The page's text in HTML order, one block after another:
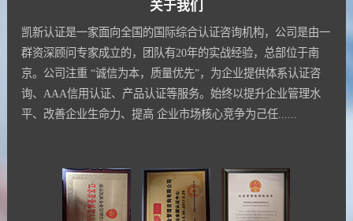
关于我们
凯新认证是一家面向全国的国际综合认证咨询机构，公司是由一
群资深顾问专家成立的，团队有20年的实战经验，总部位于南
京。公司注重 “诚信为本，质量优先”，为企业提供体系认证咨
询、AAA信用认证、产品认证等服务。始终以提升企业管理水
平、改善企业生命力、提高 企业市场核心竞争为己任......